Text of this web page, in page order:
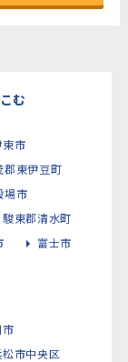
む
東市
郡東伊豆町
場市
駿東郡清水町
富士市
松市中央区